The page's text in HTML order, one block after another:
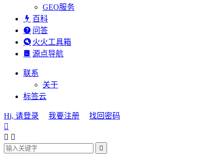
GEO服务
百科
问答
火火工具箱
源点导航
联系
关于
标签云
Hi, 请登录 我要注册
找回密码

 
